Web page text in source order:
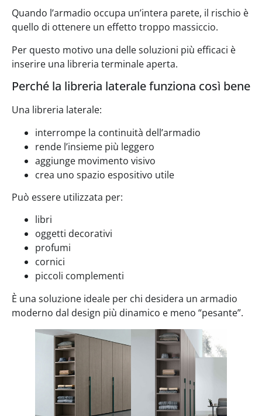
Quando l’armadio occupa un’intera parete, il rischio è
quello di ottenere un effetto troppo massiccio.
Per questo motivo una delle soluzioni più efficaci è
inserire una libreria terminale aperta.
Perché la libreria laterale funziona così bene
Una libreria laterale:
interrompe la continuità dell’armadio
rende l’insieme più leggero
aggiunge movimento visivo
crea uno spazio espositivo utile
Può essere utilizzata per:
libri
oggetti decorativi
profumi
cornici
piccoli complementi
È una soluzione ideale per chi desidera un armadio
moderno dal design più dinamico e meno “pesante”.